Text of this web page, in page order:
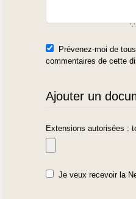
Prévenez-moi de
commentaires de cette
Ajouter un
Extensions autorisées :
Je veux recevoir la